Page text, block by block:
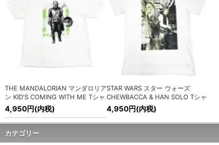
オフィシャル 映画Tシャツ入荷!
» MORE
Cookman (クックマン) CHEF パンツ入荷! » MORE
海外オフィシャル バンドTシャツ、バッジ、ワッペン各種入
2026/1/15
STRANGER THINGS (ストレンジャー シングス 未知の世界)
スウェット、Tシャツ再入荷!
» MORE
2025/12/18
Cookman (クックマン) CHEF パンツ入荷!
THE MANDALORIAN マンダロリア
ン KID'S COMING WITH ME Tシャ
ツ
4,950円(内税)
STAR WARS スター ウォーズ
CHEWBACCA & HAN SOLO Tシャ
ツ
4,950円(内税)
カテゴリー